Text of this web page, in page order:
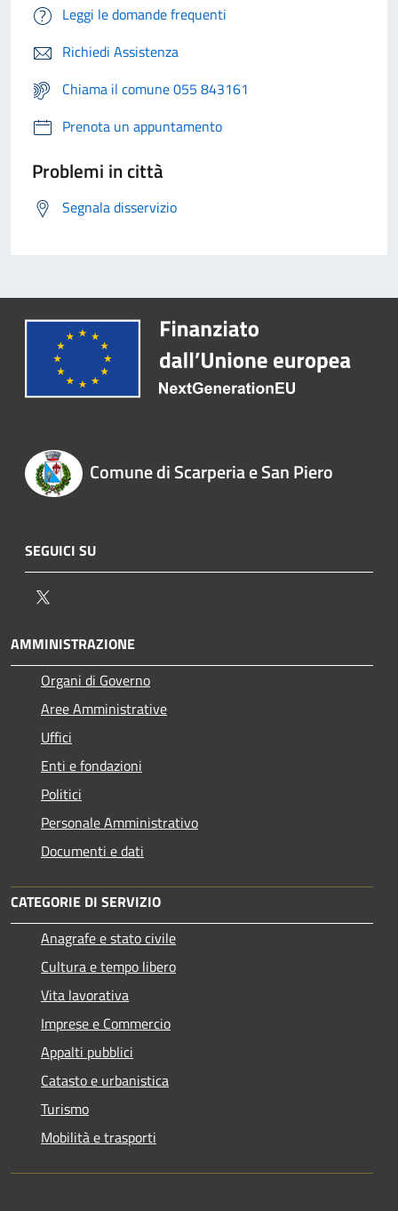
Leggi le domande frequenti
Richiedi Assistenza
Chiama il comune 055 843161
Prenota un appuntamento
Problemi in città
Segnala disservizio
Comune di Scarperia e San Piero
SEGUICI SU
AMMINISTRAZIONE
Organi di Governo
Aree Amministrative
Uffici
Enti e fondazioni
Politici
Personale Amministrativo
Documenti e dati
CATEGORIE DI SERVIZIO
Anagrafe e stato civile
Cultura e tempo libero
Vita lavorativa
Imprese e Commercio
Appalti pubblici
Catasto e urbanistica
Turismo
Mobilità e trasporti